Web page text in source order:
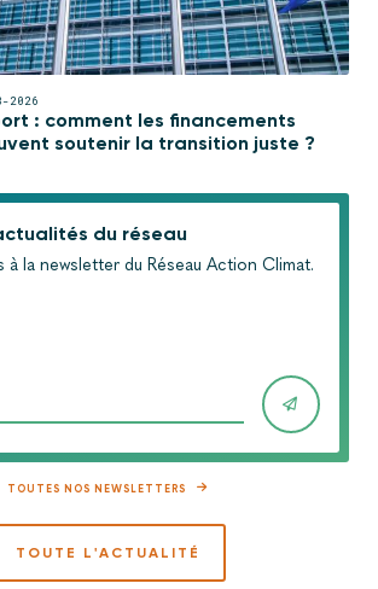
2026
: comment les financements
soutenir la transition juste ?
du réseau
à la newsletter du Réseau Action Climat.
TOUTES NOS NEWSLETTERS
TOUTE L'ACTUALITÉ